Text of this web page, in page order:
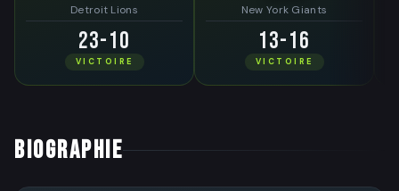
Detroit Lions
23-10
VICTOIRE
New York Giants
13-16
VICTOIRE
BIOGRAPHIE